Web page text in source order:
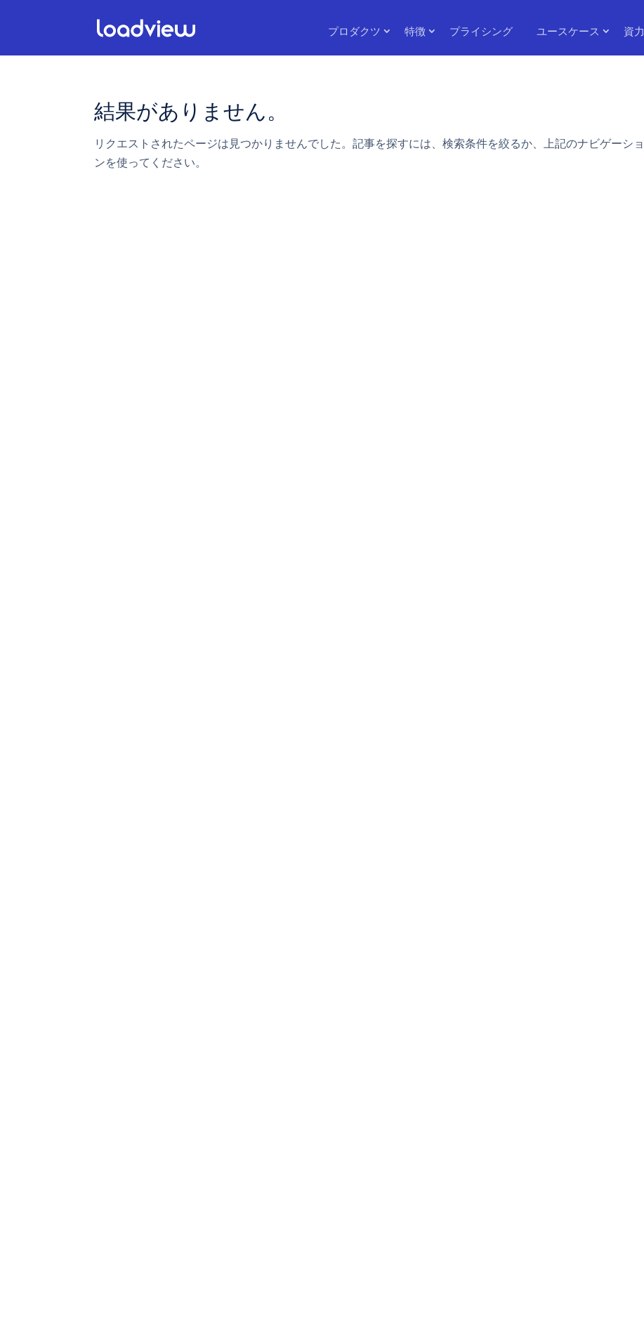
プロダクツ 特徴 プライシング ユースケース 資力
結果がありません。
リクエストされたページは見つかりませんでした。記事を探すには、検索条件を絞るか、上記のナビゲーショ
ンを使ってください。